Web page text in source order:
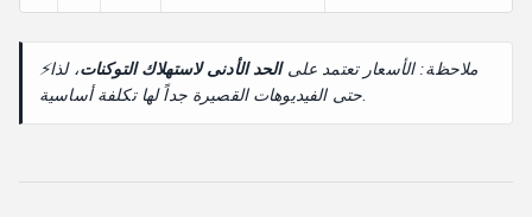
⚡ملاحظة: الأسعار تعتمد علىالحد الأدنى لاستهلاك التوكنات، لذا
حتى الفيديوهات القصيرة جداً لها تكلفة أساسية.